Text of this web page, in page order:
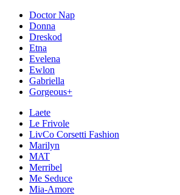
Doctor Nap
Donna
Dreskod
Etna
Evelena
Ewlon
Gabriella
Gorgeous+
Laete
Le Frivole
LivCo Corsetti Fashion
Marilyn
MAT
Merribel
Me Seduce
Mia-Amore